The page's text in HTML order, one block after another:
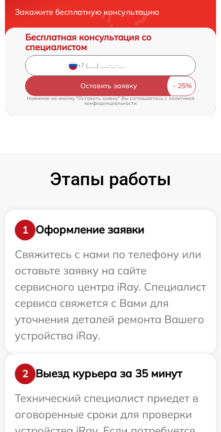
Закажите бесплатную консультацию
Бесплатная консультация со
специалистом
Оставить заявку
Нажимая на кнопку "Оставить заявку" Вы соглашаетесь cполитикой
конфиденциальности
Этапы работы
1
Оформление заявки
Свяжитесь с нами по телефону или
оставьте заявку на сайте
сервисного центра iRay. Специалист
сервиса свяжется с Вами для
уточнения деталей ремонта Вашего
устройства iRay.
2
Выезд курьера за 35 минут
Технический специалист приедет в
оговоренные сроки для проверки